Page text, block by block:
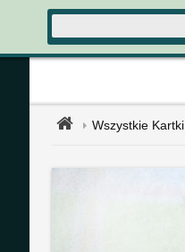
Wszystkie Kartki